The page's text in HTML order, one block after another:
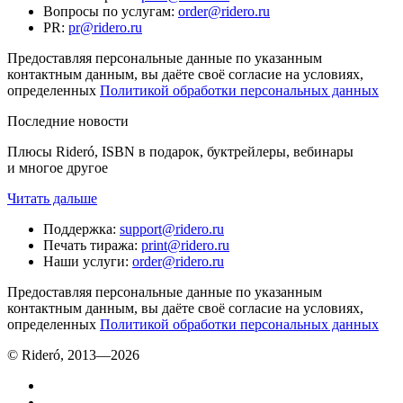
Вопросы по услугам: order@ridero.ru
PR: pr@ridero.ru
Предоставляя персональные данные по указанным
контактным данным, вы даёте своё согласие на условиях,
определенных Политикой обработки персональных данных
Последние новости
Плюсы Rideró, ISBN в подарок, буктрейлеры, вебинары
и многое другое
Читать дальше
Поддержка: support@ridero.ru
Печать тиража: print@ridero.ru
Наши услуги: order@ridero.ru
Предоставляя персональные данные по указанным
контактным данным, вы даёте своё согласие на условиях,
определенных Политикой обработки персональных данных
© Rideró, 2013—2026